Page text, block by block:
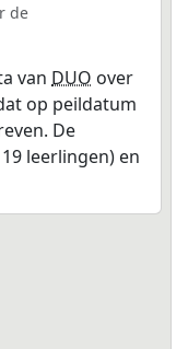
de
van DUO over
op peildatum
De
leerlingen) en